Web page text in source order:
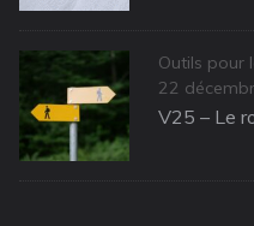
Categories
Outils pour
Posted
on
22
V25 – Le